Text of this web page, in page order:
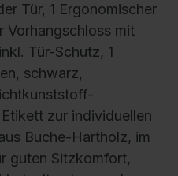
Tür, 1 Ergonomischer
Vorhangschloss mit
Tür-Schutz, 1
schwarz,
zur individuellen
Buche-Hartholz, im
guten Sitzkomfort,